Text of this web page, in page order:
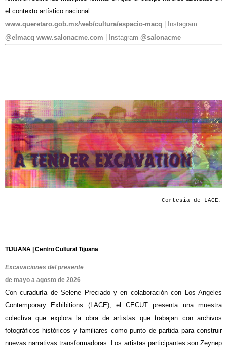
el contexto artístico nacional.
www.queretaro.gob.mx/web/cultura/espacio-macq | Instagram
@elmacq www.salonacme.com | Instagram @salonacme
Cortesía de LACE.
TIJUANA | Centro Cultural Tijuana
Excavaciones del presente
de mayo a agosto de 2026
Con curaduría de Selene Preciado y en colaboración con Los Angeles
Contemporary Exhibitions (LACE), el CECUT presenta una muestra
colectiva que explora la obra de artistas que trabajan con archivos
fotográficos históricos y familiares como punto de partida para construir
nuevas narrativas transformadoras. Los artistas participantes son Zeynep